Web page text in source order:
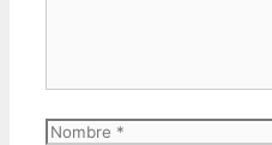
Nombre